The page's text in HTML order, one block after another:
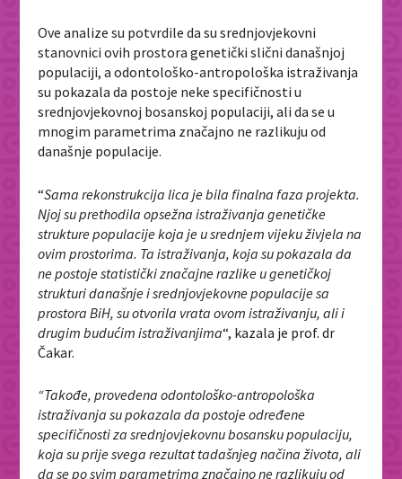
Ove analize su potvrdile da su srednjovjekovni
stanovnici ovih prostora genetički slični današnjoj
populaciji, a odontološko-antropološka istraživanja
su pokazala da postoje neke specifičnosti u
srednjovjekovnoj bosanskoj populaciji, ali da se u
mnogim parametrima značajno ne razlikuju od
današnje populacije.
“Sama rekonstrukcija lica je bila finalna faza projekta.
Njoj su prethodila opsežna istraživanja genetičke
strukture populacije koja je u srednjem vijeku živjela na
ovim prostorima. Ta istraživanja, koja su pokazala da
ne postoje statistički značajne razlike u genetičkoj
strukturi današnje i srednjovjekovne populacije sa
prostora BiH, su otvorila vrata ovom istraživanju, ali i
drugim budućim istraživanjima“, kazala je prof. dr
Čakar.
“Takođe, provedena odontološko-antropološka
istraživanja su pokazala da postoje određene
specifičnosti za srednjovjekovnu bosansku populaciju,
koja su prije svega rezultat tadašnjeg načina života, ali
da se po svim parametrima značajno ne razlikuju od